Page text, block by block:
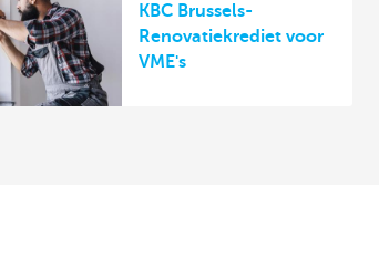
KBC Brussels-
Renovatiekrediet voor
VME's